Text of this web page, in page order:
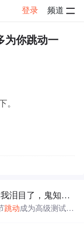
登录 频道
详情
为你跳动一
。
泪目了，鬼知道我这416天经历了些什么？
跳动成为高级测试工